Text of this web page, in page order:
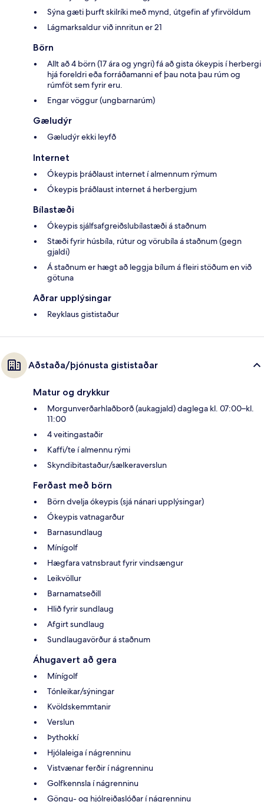
Sýna gæti þurft skilríki með mynd, útgefin af yfirvöldum
Lágmarksaldur við innritun er 21
Börn
Allt að 4 börn (17 ára og yngri) fá að gista ókeypis í herbergi
hjá foreldri eða forráðamanni ef þau nota þau rúm og
rúmföt sem fyrir eru.
Engar vöggur (ungbarnarúm)
Gæludýr
Gæludýr ekki leyfð
Internet
Ókeypis þráðlaust internet í almennum rýmum
Ókeypis þráðlaust internet á herbergjum
Bílastæði
Ókeypis sjálfsafgreiðslubílastæði á staðnum
Stæði fyrir húsbíla, rútur og vörubíla á staðnum (gegn
gjaldi)
Á staðnum er hægt að leggja bílum á fleiri stöðum en við
götuna
Aðrar upplýsingar
Reyklaus gististaður
Aðstaða/þjónusta gististaðar
Matur og drykkur
Morgunverðarhlaðborð (aukagjald) daglega kl. 07:00–kl.
11:00
4 veitingastaðir
Kaffi/te í almennu rými
Skyndibitastaður/sælkeraverslun
Ferðast með börn
Börn dvelja ókeypis (sjá nánari upplýsingar)
Ókeypis vatnagarður
Barnasundlaug
Mínígolf
Hægfara vatnsbraut fyrir vindsængur
Leikvöllur
Barnamatseðill
Hlið fyrir sundlaug
Afgirt sundlaug
Sundlaugavörður á staðnum
Áhugavert að gera
Mínígolf
Tónleikar/sýningar
Kvöldskemmtanir
Verslun
Þythokkí
Hjólaleiga í nágrenninu
Vistvænar ferðir í nágrenninu
Golfkennsla í nágrenninu
Göngu- og hjólreiðaslóðar í nágrenninu